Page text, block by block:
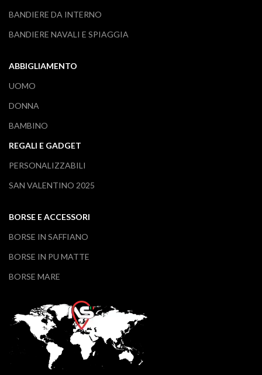
BANDIERE DA INTERNO
BANDIERE NAVALI E SPIAGGIA
ABBIGLIAMENTO
UOMO
DONNA
BAMBINO
REGALI E GADGET
PERSONALIZZABILI
SAN VALENTINO 2025
BORSE E ACCESSORI
BORSE IN SAFFIANO
BORSE IN PU MATTE
BORSE MARE